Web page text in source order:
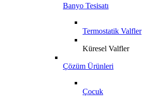
Banyo Tesisatı
Termostatik Valfler
Küresel Valfler
Çözüm Ürünleri
Çocuk